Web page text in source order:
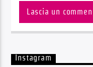
Instagram